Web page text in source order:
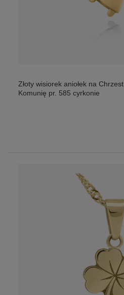
Złoty wisiorek aniołek na Chrzest
Komunię pr. 585 cyrkonie